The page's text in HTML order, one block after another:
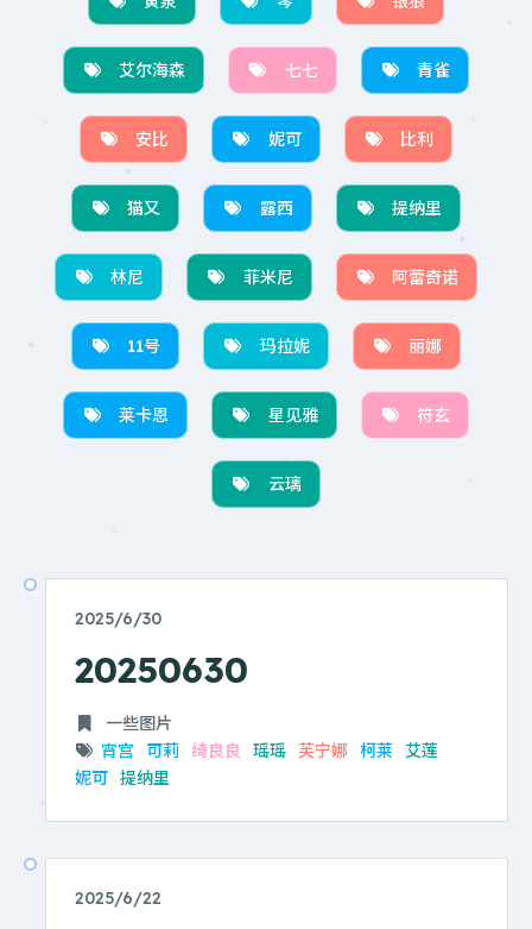
艾尔海森 七七 青雀
安比 妮可 比利
猫又 露西 提纳里
林尼 菲米尼 阿蕾奇诺
11号 玛拉妮 丽娜
莱卡恩 星见雅 符玄
云璃
2025/6/30
20250630
一些图片
宵宫
可莉 绮良良 瑶瑶 芙宁娜 柯莱 艾莲
妮可 提纳里
2025/6/22